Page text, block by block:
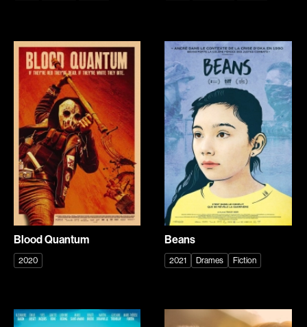
Blanc Annick
Blanchard André
Blatt Jeffrey
Blouin François
Bohdanowicz Sofia
Bohringer Richard
Boire Roger
Boisvert Simon
Boivin Patrick
Bolduc Nicolas
Bolduc Mario
Bonello Bertrand
Bonmariage Manu
Bonnière René
Bonspille Boileau Sonia
Bordeleau Francis
Borsos Phillip
Bostan Elisabeta
Bouchard Miryam
Bouchard Guy
Bourdon Luc
Blood Quantum
2020
Beans
2021 Drames Fiction